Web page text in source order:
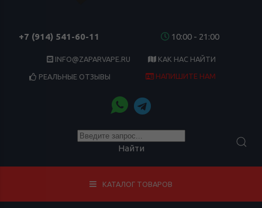
+7 (914) 541-60-11 10:00 - 21:00
INFO@ZAPARVAPE.RU КАК НАС НАЙТИ
РЕАЛЬНЫЕ ОТЗЫВЫ НАПИШИТЕ НАМ
Найти
КАТАЛОГ ТОВАРОВ